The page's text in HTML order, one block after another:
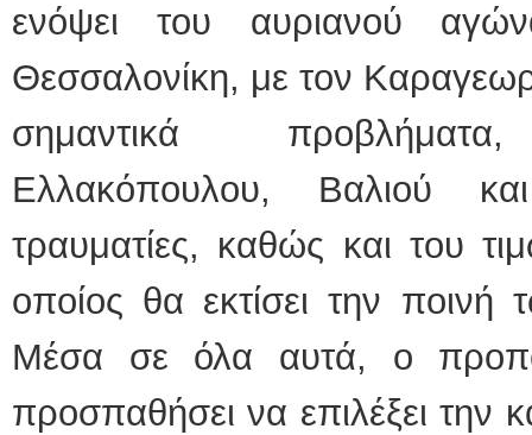
ενόψει του αυριανού
Θεσσαλονίκη, με τον
σημαντικά
Ελλακόπουλου, Βαλιού
τραυματίες, καθώς και του
οποίος θα εκτίσει την
Μέσα σε όλα αυτά, ο
προσπαθήσει να επιλέξει την